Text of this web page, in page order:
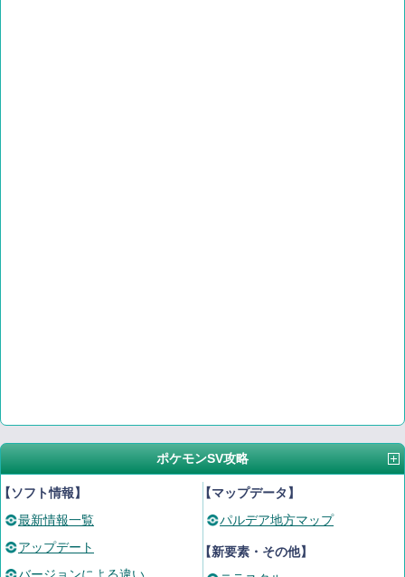
ポケモンSV攻略
ソフト情報】
最新情報一覧
アップデート
【マップデータ】
パルデア地方マップ
【新要素・その他】